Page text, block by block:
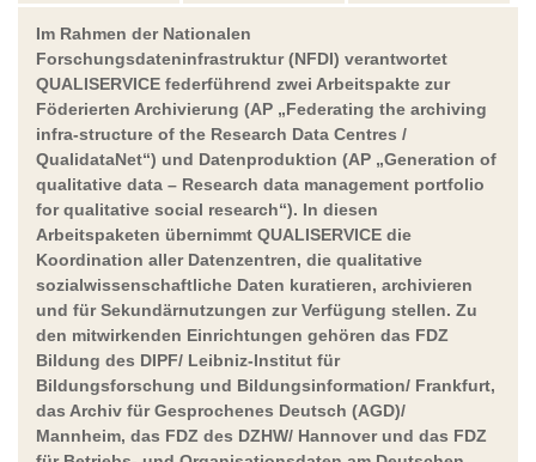
Im Rahmen der Nationalen
Forschungsdateninfrastruktur (NFDI) verantwortet
QUALISERVICE federführend zwei Arbeitspakte zur
Föderierten Archivierung (AP „Federating the archiving
infra-structure of the Research Data Centres /
QualidataNet“) und Datenproduktion (AP „Generation of
qualitative data – Research data management portfolio
for qualitative social research“). In diesen
Arbeitspaketen übernimmt QUALISERVICE die
Koordination aller Datenzentren, die qualitative
sozialwissenschaftliche Daten kuratieren, archivieren
und für Sekundärnutzungen zur Verfügung stellen. Zu
den mitwirkenden Einrichtungen gehören das FDZ
Bildung des DIPF/ Leibniz-Institut für
Bildungsforschung und Bildungsinformation/ Frankfurt,
das Archiv für Gesprochenes Deutsch (AGD)/
Mannheim, das FDZ des DZHW/ Hannover und das FDZ